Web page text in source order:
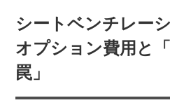
シートベンチレー
オプション費用と
罠」